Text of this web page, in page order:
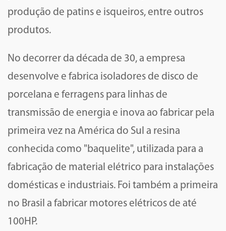
produção de patins e isqueiros, entre outros
produtos.
No decorrer da década de 30, a empresa
desenvolve e fabrica isoladores de disco de
porcelana e ferragens para linhas de
transmissão de energia e inova ao fabricar pela
primeira vez na América do Sul a resina
conhecida como "baquelite", utilizada para a
fabricação de material elétrico para instalações
domésticas e industriais. Foi também a primeira
no Brasil a fabricar motores elétricos de até
100HP.